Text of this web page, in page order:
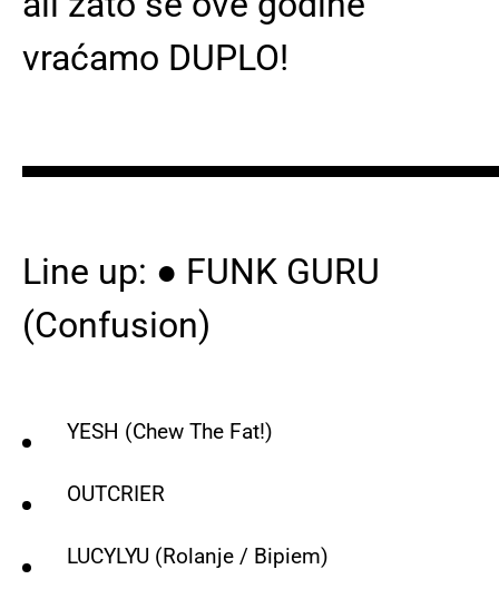
vraćamo DUPLO!
Line up: ● FUNK GURU
(Confusion)
YESH (Chew The Fat!)
OUTCRIER
LUCYLYU (Rolanje / Bipiem)